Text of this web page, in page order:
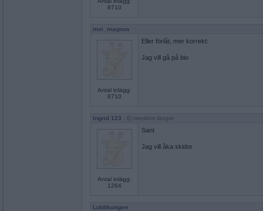
8710
moi_magnus
Antal inlägg:
8710
Eller förlåt, mer korrekt:
Jag vill gå på bio
Ingrid 123 - Ej medlem längre
Antal inlägg:
1264
Sant
Jag vill åka skidor
Lubbkungen